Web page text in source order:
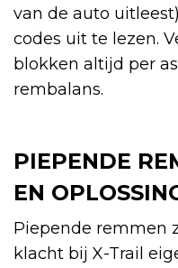
van de auto
codes uit te lezen.
blokken altijd per
rembalans.
PIEPENDE
EN
Piepende remmen
klacht bij X-Trail